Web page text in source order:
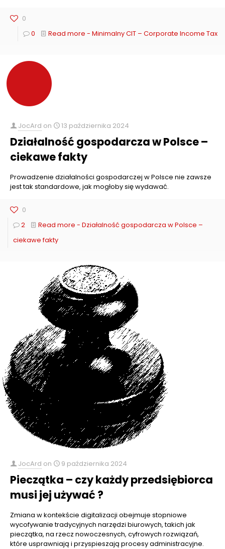
0
0
Read more - Minimalny CIT – Corporate Income Tax
JocArd on 13 października 2024
Działalność gospodarcza w Polsce –
ciekawe fakty
Prowadzenie działalności gospodarczej w Polsce nie zawsze
jest tak standardowe, jak mogłoby się wydawać.
0
2
Read more - Działalność gospodarcza w Polsce –
ciekawe fakty
JocArd on 9 października 2024
Pieczątka – czy każdy przedsiębiorca
musi jej używać ?
Zmiana w kontekście digitalizacji obejmuje stopniowe
wycofywanie tradycyjnych narzędzi biurowych, takich jak
pieczątka, na rzecz nowoczesnych, cyfrowych rozwiązań,
które usprawniają i przyspieszają procesy administracyjne.